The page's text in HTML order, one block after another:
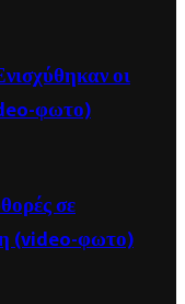
οι
φωτο)
σε
(video-φωτο)